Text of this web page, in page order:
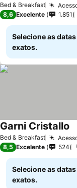
Bed & Breakfast
8,6 Excelente 1.851
Selecione as
exatos.
Bed & Breakfast
Garni Cristallo
8,5 Excelente 524
Selecione as
exatos.